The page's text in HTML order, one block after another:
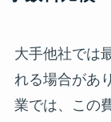
大手他社では
れる場合があ
業では、この